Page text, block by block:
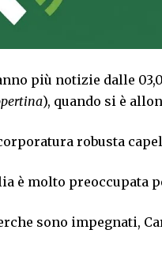
più notizie dalle
), quando si è
robusta
è molto preoccupata
sono impegnati,